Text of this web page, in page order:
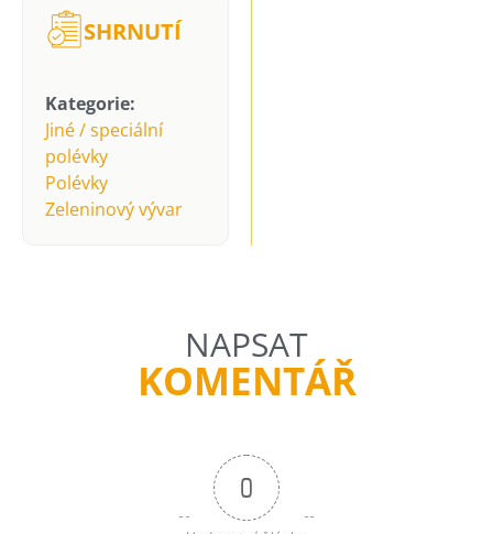
SHRNUTÍ
Kategorie:
Jiné / speciální
polévky
Polévky
Zeleninový vývar
NAPSAT
KOMENTÁŘ
0